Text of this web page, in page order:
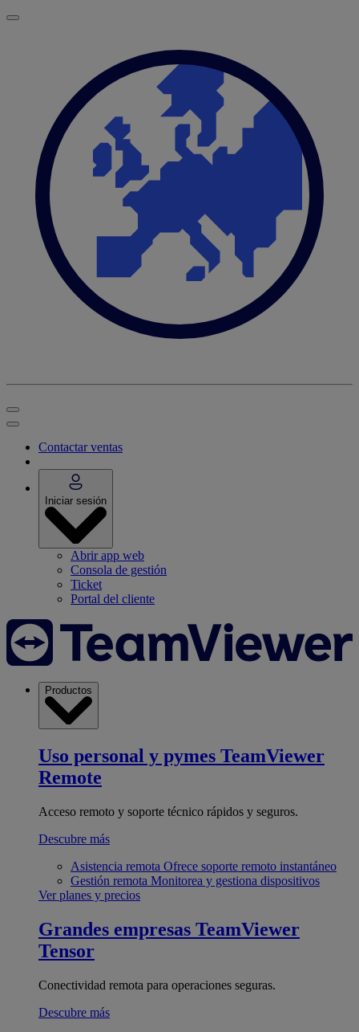
Contactar ventas
Iniciar sesión
Abrir app web
Consola de gestión
Ticket
Portal del cliente
Productos
Uso personal y pymes TeamViewer
Remote
Acceso remoto y soporte técnico rápidos y seguros.
Descubre más
Asistencia remota Ofrece soporte remoto instantáneo
Gestión remota Monitorea y gestiona dispositivos
Ver planes y precios
Grandes empresas TeamViewer
Tensor
Conectividad remota para operaciones seguras.
Descubre más